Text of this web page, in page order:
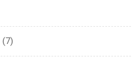
(7)